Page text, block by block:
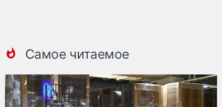
Самое читаемое